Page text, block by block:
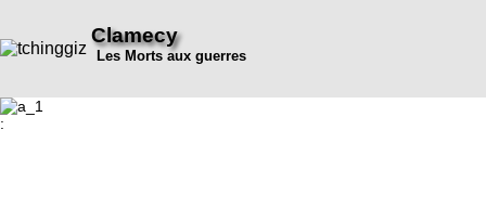
Clamecy
Les Morts aux guerres
: